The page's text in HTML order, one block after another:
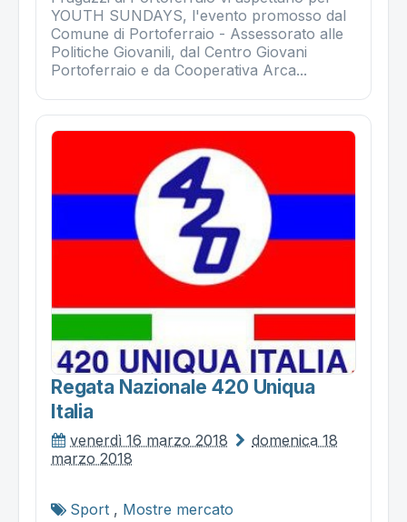
YOUTH SUNDAYS, l'evento promosso dal
Comune di Portoferraio - Assessorato alle
Politiche Giovanili, dal Centro Giovani
Portoferraio e da Cooperativa Arca...
Regata Nazionale 420 Uniqua
Italia
venerdì 16 marzo 2018
domenica 18
marzo 2018
Sport , Mostre mercato